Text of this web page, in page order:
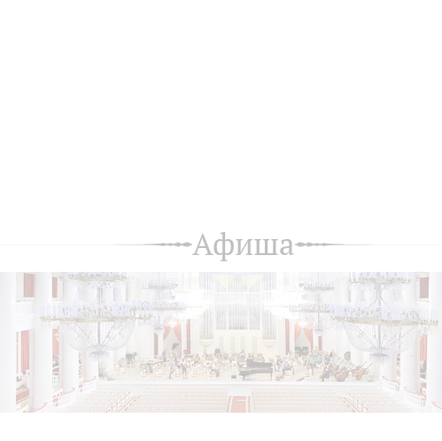
Афиша